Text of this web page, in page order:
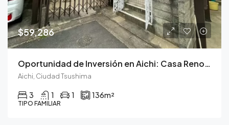
$59,286
Oportunidad de Inversión en Aichi: Casa Renovada con Jardín Privado
Aichi, Ciudad Tsushima
3 1 1 136m²
TIPO FAMILIAR